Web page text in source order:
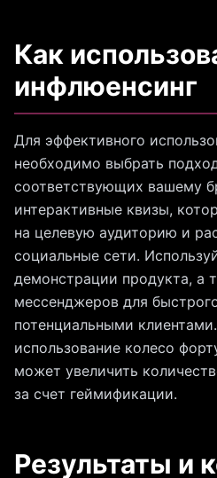
Как
инфлюенсинг
Для эффективного
необходимо выбрать
соответствующих вашему
интерактивные квизы,
на целевую аудиторию и
социальные сети.
демонстрации продукта, а
мессенджеров для
потенциальными
использование колесо
может увеличить
за счет геймификации.
Результаты и